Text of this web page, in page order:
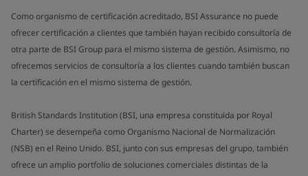
Como organismo de certificación acreditado, BSI Assurance no puede
ofrecer certificación a clientes que también hayan recibido consultoría de
otra parte de BSI Group para el mismo sistema de gestión. Asimismo, no
ofrecemos servicios de consultoría a los clientes cuando también buscan
la certificación en el mismo sistema de gestión.
British Standards Institution (BSI, una empresa constituida por Royal
Charter) se desempeña como Organismo Nacional de Normalización
(NSB) en el Reino Unido. BSI, junto con sus empresas del grupo, también
ofrece un amplio portfolio de soluciones comerciales distintas de la